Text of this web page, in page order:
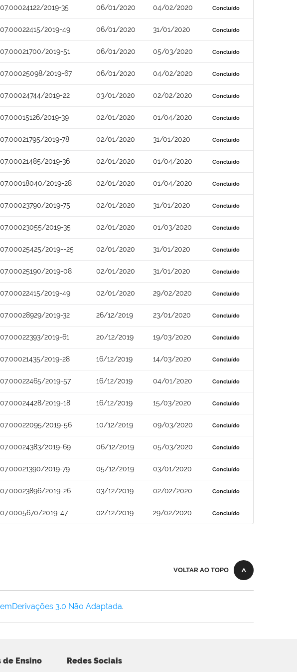
2019-35 06/01/2020 04/02/2020 Concluído
2019-49 06/01/2020 31/01/2020 Concluído
2019-51 06/01/2020 05/03/2020 Concluído
2019-67 06/01/2020 04/02/2020 Concluído
2019-22 03/01/2020 02/02/2020 Concluído
2019-39 02/01/2020 01/04/2020 Concluído
2019-78 02/01/2020 31/01/2020 Concluído
2019-36 02/01/2020 01/04/2020 Concluído
2019-28 02/01/2020 01/04/2020 Concluído
2019-75 02/01/2020 31/01/2020 Concluído
2019-35 02/01/2020 01/03/2020 Concluído
2019--25 02/01/2020 31/01/2020 Concluído
2019-08 02/01/2020 31/01/2020 Concluído
2019-49 02/01/2020 29/02/2020 Concluído
2019-32 26/12/2019 23/01/2020 Concluído
2019-61 20/12/2019 19/03/2020 Concluído
2019-28 16/12/2019 14/03/2020 Concluído
2019-57 16/12/2019 04/01/2020 Concluído
2019-18 16/12/2019 15/03/2020 Concluído
2019-56 10/12/2019 09/03/2020 Concluído
2019-69 06/12/2019 05/03/2020 Concluído
2019-79 05/12/2019 03/01/2020 Concluído
2019-26 03/12/2019 02/02/2020 Concluído
2019-47 02/12/2019 29/02/2020 Concluído
VOLTAR AO TOPO
3.0 Não Adaptada.
de Ensino Redes Sociais